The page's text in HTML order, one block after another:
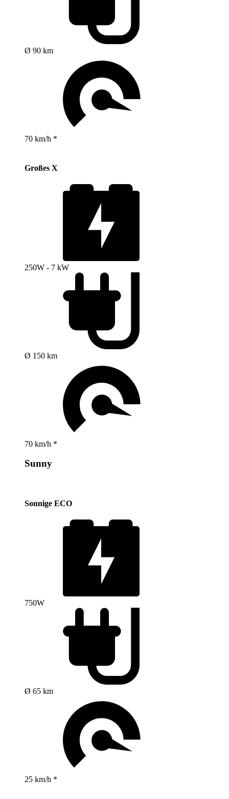
Ø 90 km
70 km/h *
Großes X
250W - 7 kW
Ø 150 km
70 km/h *
Sunny
Sonnige ECO
750W
Ø 65 km
25 km/h *